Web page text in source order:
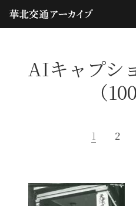
AIキャプシ
（
1 2